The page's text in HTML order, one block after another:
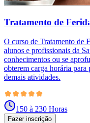
Tratamento de
O curso de Tratamento de
alunos e profissionais da
conhecimentos ou se
obterem carga horária
demais atividades.
150 à 230 Horas
Fazer inscrição